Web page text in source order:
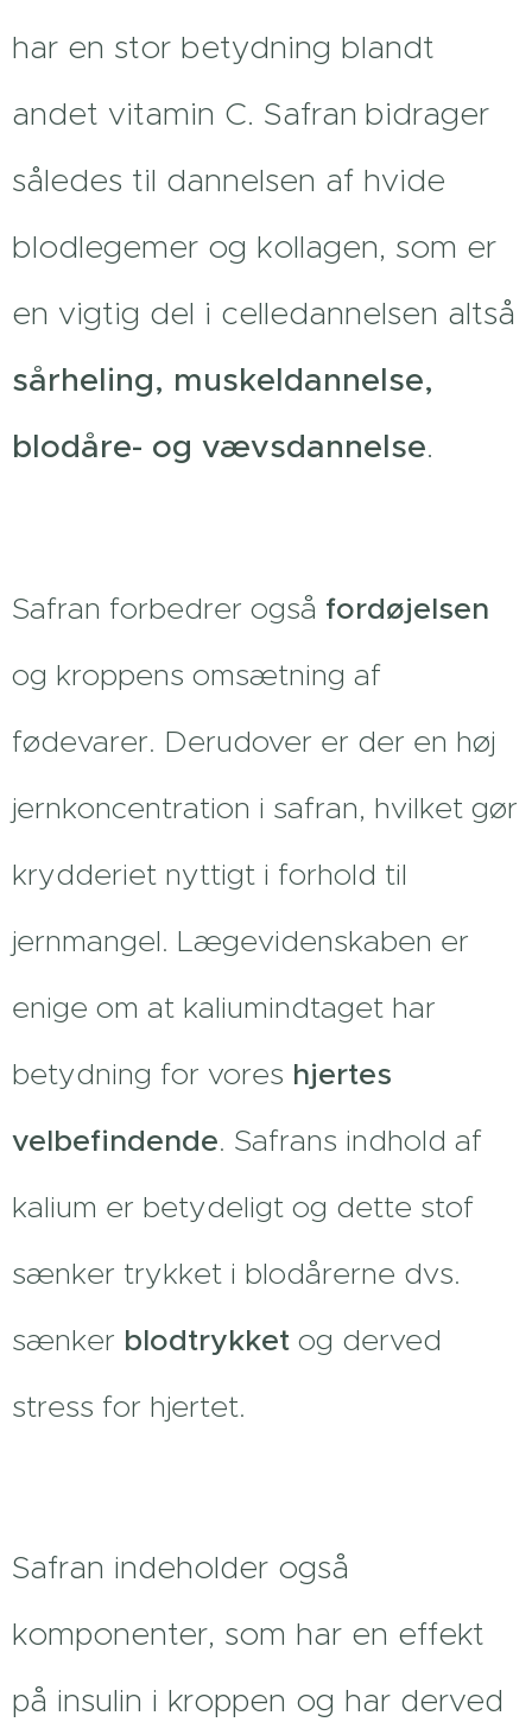
har en stor betydning blandt
andet vitamin C. Safran bidrager
således til dannelsen af hvide
blodlegemer og kollagen, som er
en vigtig del i celledannelsen altså
sårheling, muskeldannelse,
blodåre- og vævsdannelse.
Safran forbedrer også fordøjelsen
og kroppens omsætning af
fødevarer. Derudover er der en høj
jernkoncentration i safran, hvilket gør
krydderiet nyttigt i forhold til
jernmangel. Lægevidenskaben er
enige om at kaliumindtaget har
betydning for vores hjertes
velbefindende. Safrans indhold af
kalium er betydeligt og dette stof
sænker trykket i blodårerne dvs.
sænker blodtrykket og derved
stress for hjertet.
Safran indeholder også
komponenter, som har en effekt
på insulin i kroppen og har derved